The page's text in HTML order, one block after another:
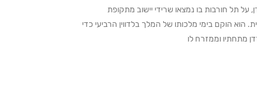
תל חורבות בו נמצאו שרידי יישוב מתקופת
הוא הוקם בימי מלכותו של המלך בלדווין הרביעי כדי
מתחתיו וממזרח לו